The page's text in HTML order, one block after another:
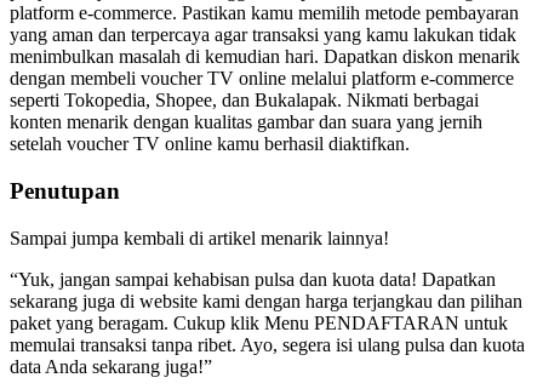
platform e-commerce. Pastikan kamu memilih metode pembayaran
yang aman dan terpercaya agar transaksi yang kamu lakukan tidak
menimbulkan masalah di kemudian hari. Dapatkan diskon menarik
dengan membeli voucher TV online melalui platform e-commerce
seperti Tokopedia, Shopee, dan Bukalapak. Nikmati berbagai
konten menarik dengan kualitas gambar dan suara yang jernih
setelah voucher TV online kamu berhasil diaktifkan.
Penutupan
Sampai jumpa kembali di artikel menarik lainnya!
“Yuk, jangan sampai kehabisan pulsa dan kuota data! Dapatkan
sekarang juga di website kami dengan harga terjangkau dan pilihan
paket yang beragam. Cukup klik Menu PENDAFTARAN untuk
memulai transaksi tanpa ribet. Ayo, segera isi ulang pulsa dan kuota
data Anda sekarang juga!”